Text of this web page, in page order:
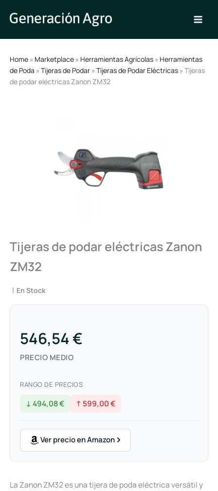
Home » Marketplace » Herramientas Agrícolas » Herramientas
de Poda » Tijeras de Podar » Tijeras de Podar Eléctricas » Tijeras
de podar eléctricas Zanon ZM32
Tijeras de podar eléctricas Zanon
ZM32
| En Stock
546,54 €
PRECIO MEDIO
RANGO DE PRECIOS
↓ 494,08 € ↑ 599,00 €
Ver precio en Amazon
La Zanon ZM32 es una tijera de poda eléctrica versátil y